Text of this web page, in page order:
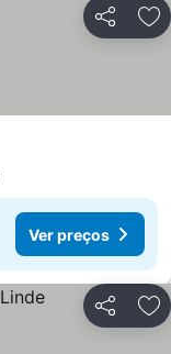
Partilhar
Ver preços
Partilhar